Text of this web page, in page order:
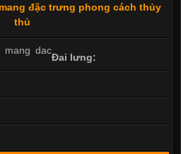
đặc trưng phong cách thủy
thủ
Đai lưng: